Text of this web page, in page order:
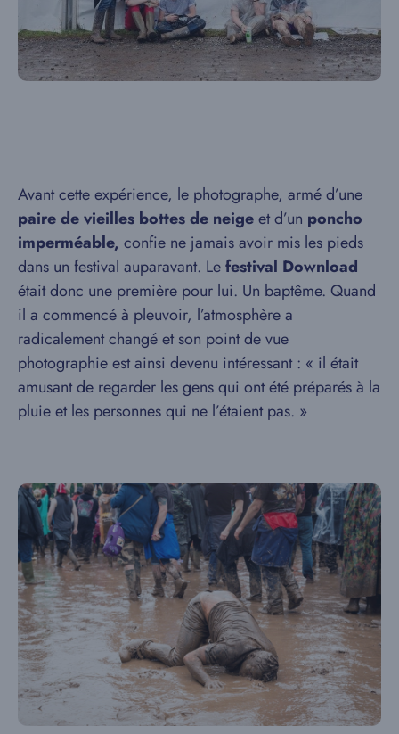
Avant cette expérience, le photographe, armé d’une
paire de vieilles bottes de neigeet d’un poncho
imperméable, confie ne jamais avoir mis les pieds
dans un festival auparavant. Lefestival Download
était donc une première pour lui. Un baptême. Quand
il a commencé à pleuvoir, l’atmosphère a
radicalement changé et son point de vue
photographie est ainsi devenu intéressant : « il était
amusant de regarder les gens qui ont été préparés à la
pluie et les personnes qui ne l’étaient pas. »